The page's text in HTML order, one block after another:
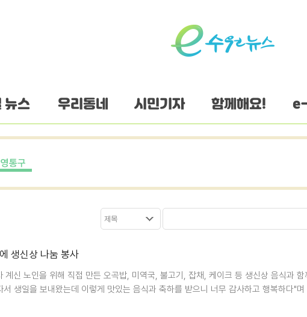
뉴스 우리동네 시민기자 함께해요!
영통구
생신상 나눔 봉사
신 노인을 위해 직접 만든 오곡밥, 미역국, 불고기, 잡채, 케이크 등 생신상 음식과 함
생일을 보내왔는데 이렇게 맛있는 음식과 축하를 받으니 너무 감사하고 행복하다"